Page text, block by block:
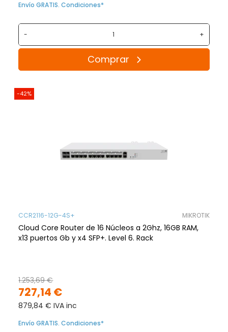
Envío GRATIS. Condiciones*
- +
Comprar
-42%
CCR2116-12G-4S+ MIKROTIK
Cloud Core Router de 16 Núcleos a 2Ghz, 16GB RAM,
x13 puertos Gb y x4 SFP+. Level 6. Rack
727,14 €
1.253,69 €
879,84 € IVA inc
Envío GRATIS. Condiciones*